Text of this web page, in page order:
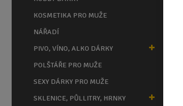
KOSMETIKA PRO MUŽE
NÁŘADÍ
PIVO, VÍNO, ALKO DÁRKY
POLŠTÁŘE PRO MUŽE
SEXY DÁRKY PRO MUŽE
SKLENICE, PŮLLITRY, HRNKY